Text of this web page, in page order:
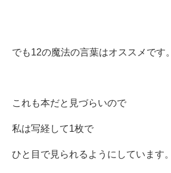
でも12の魔法の言葉はオススメです。
これも本だと見づらいので
私は写経して1枚で
ひと目で見られるようにしています。